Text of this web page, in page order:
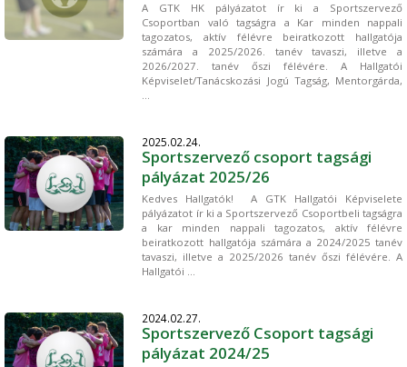
A GTK HK pályázatot ír ki a Sportszervező
Csoportban való tagságra a Kar minden nappali
tagozatos, aktív félévre beiratkozott hallgatója
számára a 2025/2026. tanév tavaszi, illetve a
2026/2027. tanév őszi félévére. A Hallgatói
Képviselet/Tanácskozási Jogú Tagság, Mentorgárda,
...
2025.02.24.
Sportszervező csoport tagsági
pályázat 2025/26
Kedves Hallgatók! A GTK Hallgatói Képviselete
pályázatot ír ki a Sportszervező Csoportbeli tagságra
a kar minden nappali tagozatos, aktív félévre
beiratkozott hallgatója számára a 2024/2025 tanév
tavaszi, illetve a 2025/2026 tanév őszi félévére. A
Hallgatói ...
2024.02.27.
Sportszervező Csoport tagsági
pályázat 2024/25